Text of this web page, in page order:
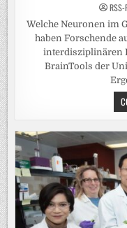
RSS-
Welche Neuronen im
haben Forschende
interdisziplinären
BrainTools der